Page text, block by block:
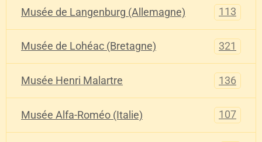
Musée de Langenburg (Allemagne) 113
Musée de Lohéac (Bretagne) 321
Musée Henri Malartre 136
Musée Alfa-Roméo (Italie) 107